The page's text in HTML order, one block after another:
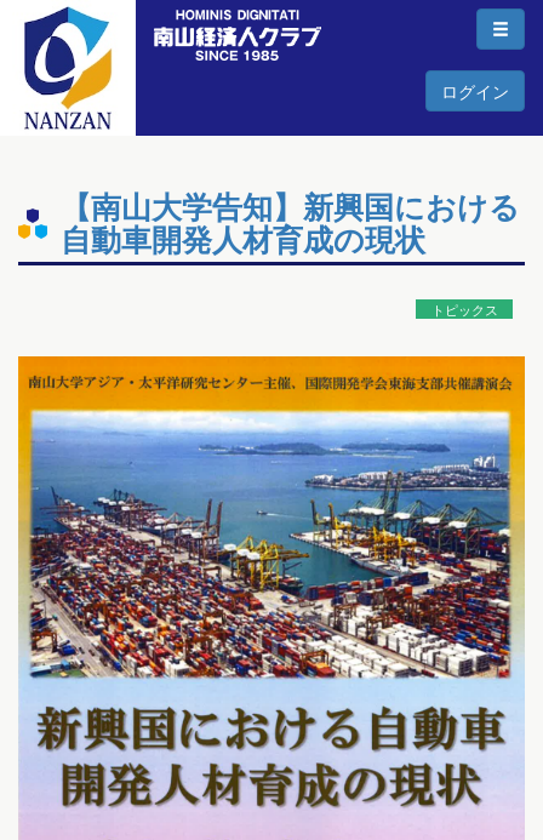
ログイン
【南山大学告知】新興国における
自動車開発人材育成の現状
トピックス